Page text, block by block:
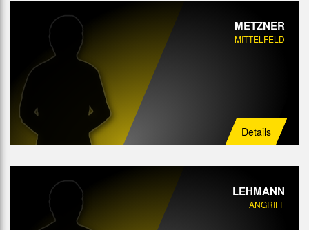
METZNER
MITTELFELD
Details
LEHMANN
ANGRIFF